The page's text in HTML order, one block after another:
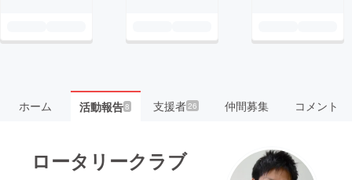
ホーム 活動報告8 支援者26 仲間募集 コメント
ロータリークラブ